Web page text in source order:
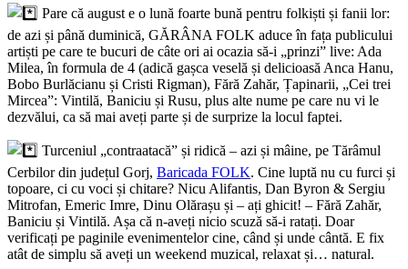
Pare că august e o lună foarte bună pentru folkiști și fanii lor:
de azi și până duminică, GĂRÂNA FOLK aduce în fața publicului
artiști pe care te bucuri de câte ori ai ocazia să-i „prinzi” live: Ada
Milea, în formula de 4 (adică gașca veselă și delicioasă Anca Hanu,
Bobo Burlăcianu și Cristi Rigman), Fără Zahăr, Țapinarii, „Cei trei
Mircea”: Vintilă, Baniciu și Rusu, plus alte nume pe care nu vi le
dezvălui, ca să mai aveți parte și de surprize la locul faptei.
Turceniul „contraatacă” și ridică – azi și mâine, pe Tărâmul
Cerbilor din județul Gorj, Baricada FOLK. Cine luptă nu cu furci și
topoare, ci cu voci și chitare? Nicu Alifantis, Dan Byron & Sergiu
Mitrofan, Emeric Imre, Dinu Olărașu și – ați ghicit! – Fără Zahăr,
Baniciu și Vintilă. Așa că n-aveți nicio scuză să-i ratați. Doar
verificați pe paginile evenimentelor cine, când și unde cântă. E fix
atât de simplu să aveți un weekend muzical, relaxat și… natural.